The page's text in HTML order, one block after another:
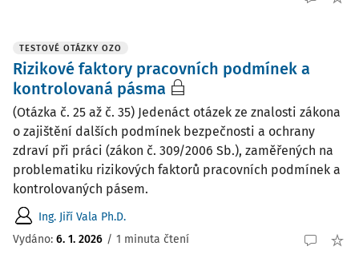
TESTOVÉ OTÁZKY OZO
Rizikové faktory pracovních podmínek a
kontrolovaná pásma
(Otázka č. 25 až č. 35) Jedenáct otázek ze znalosti zákona
o zajištění dalších podmínek bezpečnosti a ochrany
zdraví při práci (zákon č. 309/2006 Sb.), zaměřených na
problematiku rizikových faktorů pracovních podmínek a
kontrolovaných pásem.
Ing. Jiří Vala Ph.D.
Vydáno: 6. 1. 2026 / 1 minuta čtení